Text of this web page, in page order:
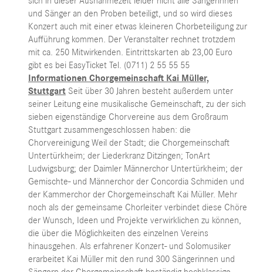
und Sänger an den Proben beteiligt, und so wird dieses
Konzert auch mit einer etwas kleineren Chorbeteiligung zur
Aufführung kommen. Der Veranstalter rechnet trotzdem
mit ca. 250 Mitwirkenden. Eintrittskarten ab 23,00 Euro
gibt es bei EasyTicket Tel. (0711) 2 55 55 55
Informationen Chorgemeinschaft Kai Müller,
Stuttgart Seit über 30 Jahren besteht außerdem unter
seiner Leitung eine musikalische Gemeinschaft, zu der sich
sieben eigenständige Chorvereine aus dem Großraum
Stuttgart zusammengeschlossen haben: die
Chorvereinigung Weil der Stadt; die Chorgemeinschaft
Untertürkheim; der Liederkranz Ditzingen; TonArt
Ludwigsburg; der Daimler Männerchor Untertürkheim; der
Gemischte- und Männerchor der Concordia Schmiden und
der Kammerchor der Chorgemeinschaft Kai Müller. Mehr
noch als der gemeinsame Chorleiter verbindet diese Chöre
der Wunsch, Ideen und Projekte verwirklichen zu können,
die über die Möglichkeiten des einzelnen Vereins
hinausgehen. Als erfahrener Konzert- und Solomusiker
erarbeitet Kai Müller mit den rund 300 Sängerinnen und